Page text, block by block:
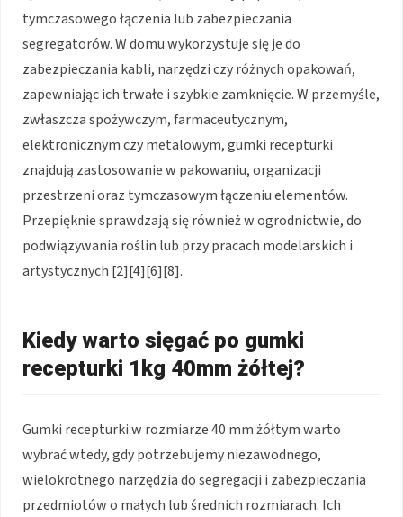
tymczasowego łączenia lub zabezpieczania
segregatorów. W domu wykorzystuje się je do
zabezpieczania kabli, narzędzi czy różnych opakowań,
zapewniając ich trwałe i szybkie zamknięcie. W przemyśle,
zwłaszcza spożywczym, farmaceutycznym,
elektronicznym czy metalowym, gumki recepturki
znajdują zastosowanie w pakowaniu, organizacji
przestrzeni oraz tymczasowym łączeniu elementów.
Przepięknie sprawdzają się również w ogrodnictwie, do
podwiązywania roślin lub przy pracach modelarskich i
artystycznych [2][4][6][8].
Kiedy warto sięgać po gumki
recepturki 1kg 40mm żółtej?
Gumki recepturki w rozmiarze 40 mm żółtym warto
wybrać wtedy, gdy potrzebujemy niezawodnego,
wielokrotnego narzędzia do segregacji i zabezpieczania
przedmiotów o małych lub średnich rozmiarach. Ich